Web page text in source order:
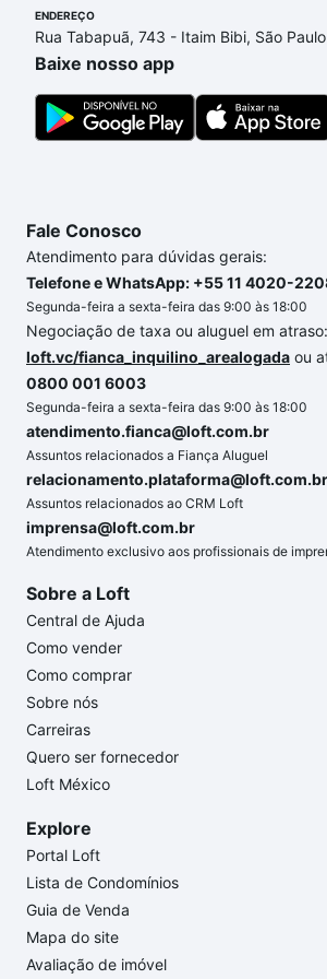
no processo de compra, veja em
quanto custa comprar um
a gente para comprar o imóvel dos
com segurança e conforto. Loft,
chaves.
ENDEREÇO
Rua Tabapuã, 743 - Itaim Bibi, São
Baixe nosso app
Fale Conosco
Atendimento para dúvidas gerais:
Telefone e WhatsApp: +55 11 4020-
Segunda-feira a sexta-feira das 9:00 às 18:00
Negociação de taxa ou aluguel em atraso:
loft.vc/fianca_inquilino_arealogada ou
0800 001 6003
Segunda-feira a sexta-feira das 9:00 às 18:00
atendimento.fianca@loft.com.br
Assuntos relacionados a Fiança Aluguel
relacionamento.plataforma@loft.com.br
Assuntos relacionados ao CRM Loft
imprensa@loft.com.br
Atendimento exclusivo aos profissionais de
Sobre a Loft
Central de Ajuda
Como vender
Como comprar
Sobre nós
Carreiras
Quero ser fornecedor
Loft México
Explore
Portal Loft
Lista de Condomínios
Guia de Venda
Mapa do site
Avaliação de imóvel